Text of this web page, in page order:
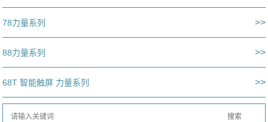
78力量系列 >>
88力量系列 >>
68T 智能触屏 力量系列 >>